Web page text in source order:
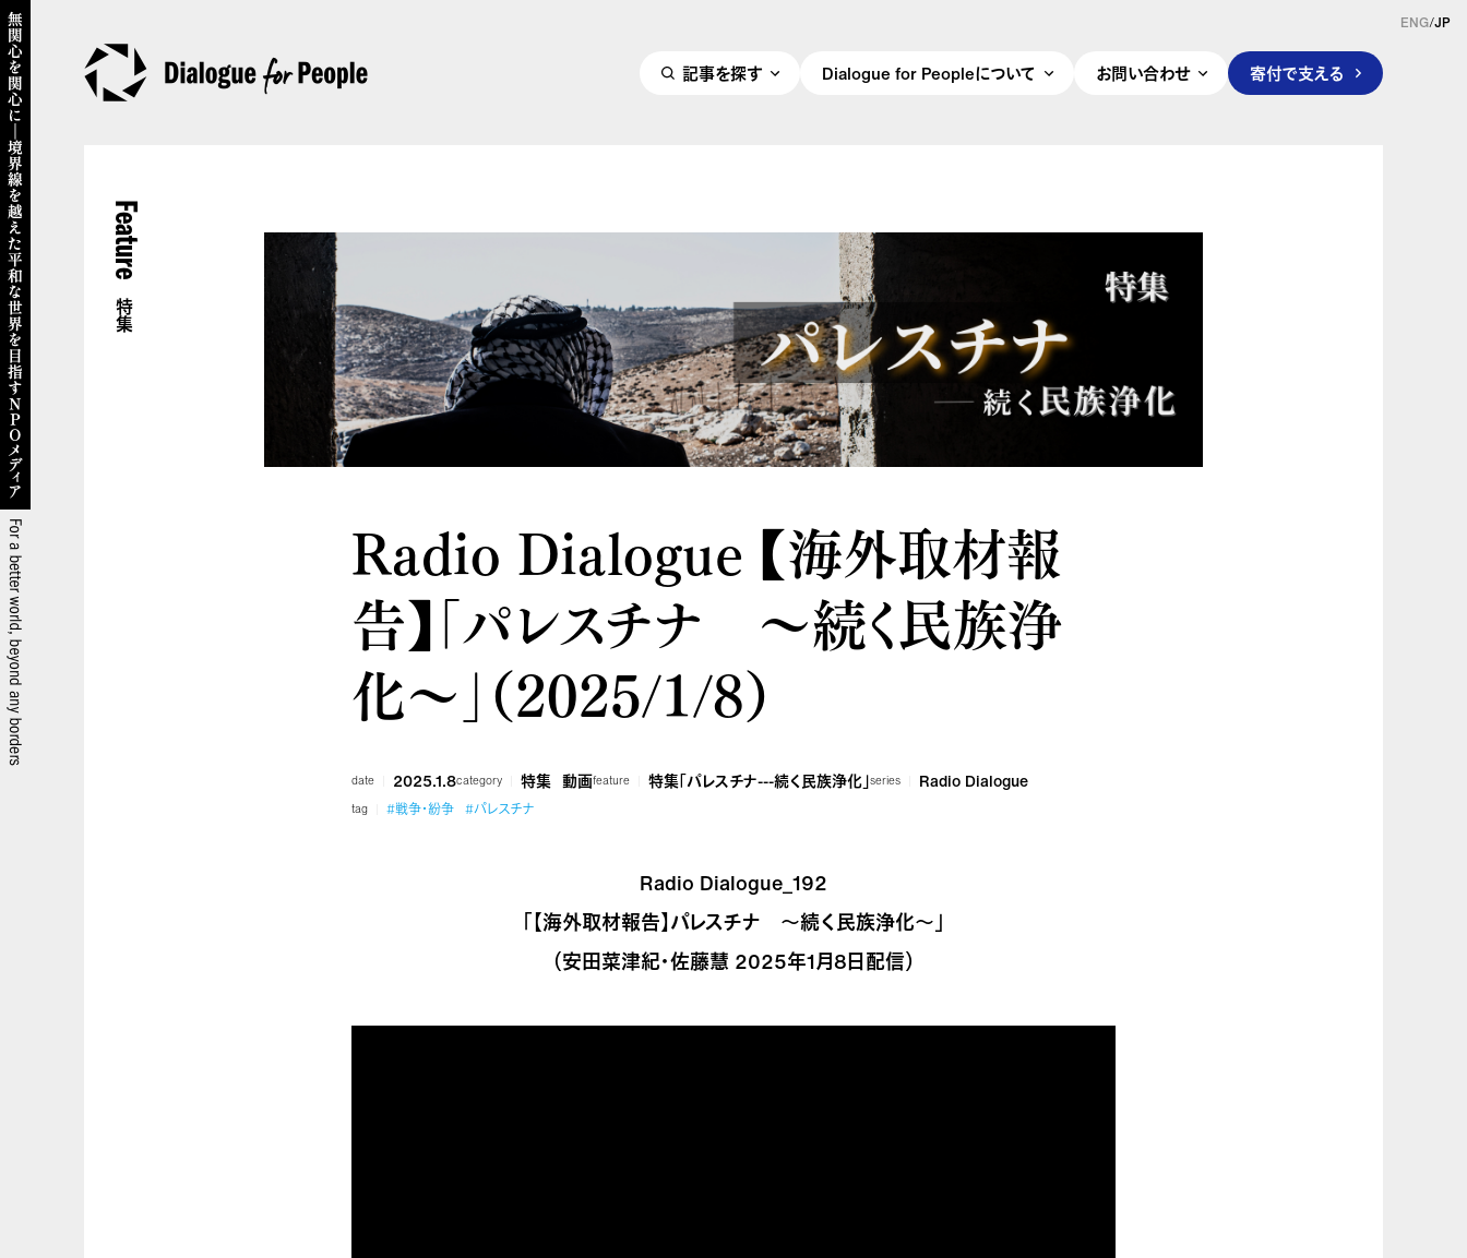
記事を探す Dialogue for Peopleについて お問い合わせ 寄付で支える
ENG/JP
Feature
特集
Radio Dialogue 【海外取材報
告】「パレスチナ ～続く民族浄
化～」（2025/1/8）
date 2025.1.8category 特集 動画feature 特集「パレスチナ---続く民族浄化」series Radio Dialogue
tag #戦争・紛争 #パレスチナ
Radio Dialogue_192
「【海外取材報告】パレスチナ ～続く民族浄化～」
（安田菜津紀・佐藤慧 2025年1月8日配信）